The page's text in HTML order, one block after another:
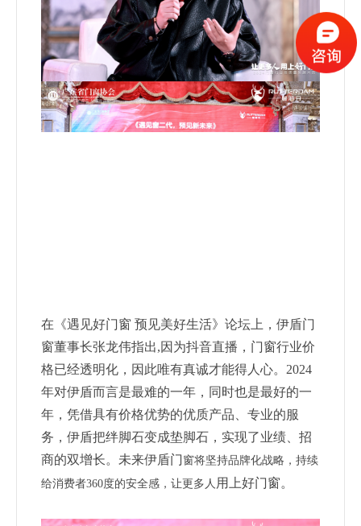
在《遇见好门窗 预见美好生活》论坛上，伊盾门
窗董事长张龙伟指出,因为抖音直播，门窗行业价
格已经透明化，因此唯有真诚才能得人心。2024
年对伊盾而言是最难的一年，同时也是最好的一
年，凭借具有价格优势的优质产品、专业的服
务，伊盾把绊脚石变成垫脚石，实现了业绩、招
商的双增长。未来伊盾门 窗将坚持品牌化战略，持续
给消费者360度的安全感， 让更多人 用上好门窗。